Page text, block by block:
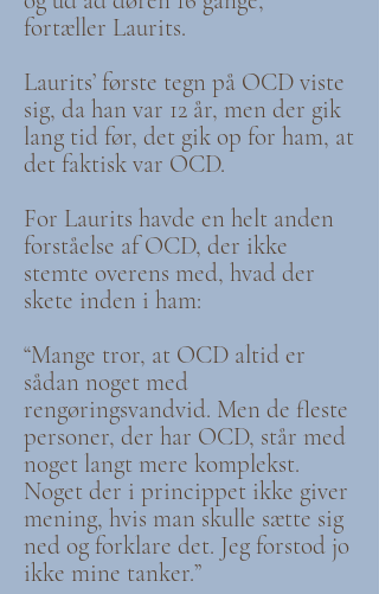
fortæller Laurits.
Laurits’ første tegn på OCD viste
sig, da han var 12 år, men der gik
lang tid før, det gik op for ham, at
det faktisk var OCD.
For Laurits havde en helt anden
forståelse af OCD, der ikke
stemte overens med, hvad der
skete inden i ham:
“Mange tror, at OCD altid er
sådan noget med
rengøringsvandvid. Men de fleste
personer, der har OCD, står med
noget langt mere komplekst.
Noget der i princippet ikke giver
mening, hvis man skulle sætte sig
ned og forklare det. Jeg forstod jo
ikke mine tanker.”